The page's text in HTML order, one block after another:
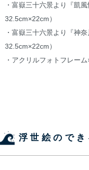
・富嶽三十六景より『凱
32.5cm×22cm）
・富嶽三十六景より『神
32.5cm×22cm）
・アクリルフォトフレー
浮世絵のでき